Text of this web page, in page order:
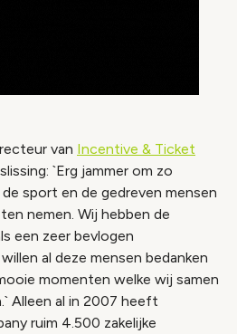
van Incentive & Ticket
`Erg jammer om zo
sport en de gedreven mensen
nemen. Wij hebben de
een zeer bevlogen
al deze mensen bedanken
momenten welke wij samen
Alleen al in 2007 heeft
ruim 4.500 zakelijke